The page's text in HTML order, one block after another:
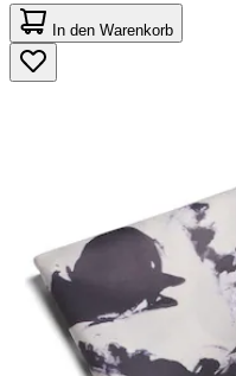
von
5
Sternen.
4
In den Warenkorb